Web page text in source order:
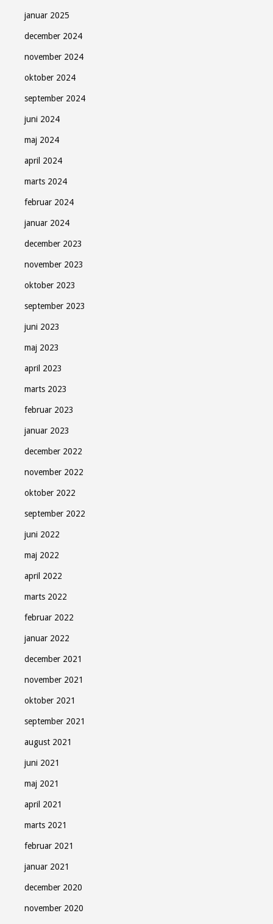
januar 2025
december 2024
november 2024
oktober 2024
september 2024
juni 2024
maj 2024
april 2024
marts 2024
februar 2024
januar 2024
december 2023
november 2023
oktober 2023
september 2023
juni 2023
maj 2023
april 2023
marts 2023
februar 2023
januar 2023
december 2022
november 2022
oktober 2022
september 2022
juni 2022
maj 2022
april 2022
marts 2022
februar 2022
januar 2022
december 2021
november 2021
oktober 2021
september 2021
august 2021
juni 2021
maj 2021
april 2021
marts 2021
februar 2021
januar 2021
december 2020
november 2020